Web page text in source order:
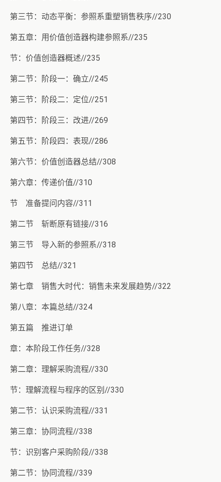
第三节：动态平衡：参照系重塑销售秩序//230
第五章：用价值创造器构建参照系//235
节：价值创造器概述//235
第二节：阶段一：确立//245
第三节：阶段二：定位//251
第四节：阶段三：改进//269
第五节：阶段四：表现//286
第六节：价值创造器总结//308
第六章：传递价值//310
节 准备提问内容//311
第二节 斩断原有链接//316
第三节 导入新的参照系//318
第四节 总结//321
第七章 销售大时代：销售未来发展趋势//322
第八章：本篇总结//324
第五篇 推进订单
章：本阶段工作任务//328
第二章：理解采购流程//330
节：理解流程与程序的区别//330
第二节：认识采购流程//331
第三章：协同流程//338
节：识别客户采购阶段//338
第二节：协同流程//339